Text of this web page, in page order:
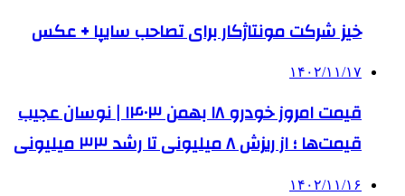
خیز شرکت مونتاژکار برای تصاحب سایپا + عکس
۱۴۰۲/۱۱/۱۷
قیمت امروز خودرو ۱۸ بهمن ۱۴۰۳ | نوسان عجیب
قیمت‌ها ؛ از ریزش ۸ میلیونی تا رشد ۳۳ میلیونی
۱۴۰۲/۱۱/۱۶